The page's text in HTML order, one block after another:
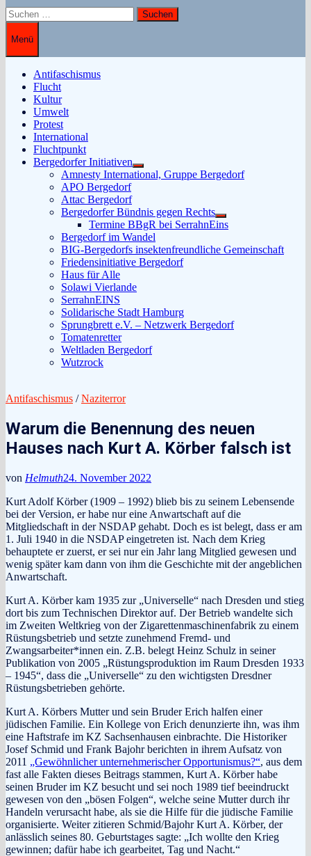
Suchen
nach:
Menü
Antifaschismus
Flucht
Kultur
Umwelt
Protest
International
Fluchtpunkt
Bergedorfer Initiativen
Untermenü
anzeigen
Amnesty International, Gruppe Bergedorf
APO Bergedorf
Attac Bergedorf
Bergedorfer Bündnis gegen Rechts
Untermenü
anzeigen
Termine BBgR bei SerrahnEins
Bergedorf im Wandel
BIG-Bergedorfs insektenfreundliche Gemeinschaft
Friedensinitiative Bergedorf
Haus für Alle
Solawi Vierlande
SerrahnEINS
Solidarische Stadt Hamburg
Sprungbrett e.V. – Netzwerk Bergedorf
Tomatenretter
Weltladen Bergedorf
Wutzrock
Antifaschismus /Naziterror
Warum die Benennung des neuen
Hauses nach Kurt A. Körber falsch ist
von Helmuth24. November 2022
Kurt Adolf Körber (1909 – 1992) blieb bis zu seinem Lebensende
bei der Version, er habe nur eine Anwartschaft auf die
Mitgliedschaft in der NSDAP gehabt. Doch es ist belegt, dass er am
1. Juli 1940 in die NSDAP eingetreten ist. Nach dem Krieg
behauptete er zuerst, er sei nur ein Jahr lang Mitglied gewesen und
wenig später kam dann von ihm die Geschichte mit der angeblichen
Anwartschaft.
Kurt A. Körber kam 1935 zur „Universelle“ nach Dresden und stieg
dort bis zum Technischen Direktor auf. Der Betrieb wandelte sich
im Zweiten Weltkrieg von der Zigarettenmaschinenfabrik zu einem
Rüstungsbetrieb und setzte zunehmend Fremd- und
Zwangsarbeiter*innen ein. Z.B. belegt Heinz Schulz in seiner
Publikation von 2005 „Rüstungsproduktion im Raum Dresden 1933
– 1945“, dass die „Universelle“ zu den wichtigsten Dresdner
Rüstungsbetrieben gehörte.
Kurt A. Körbers Mutter und sein Bruder Erich halfen einer
jüdischen Familie. Ein Kollege von Erich denunzierte ihn, was ihm
eine Haftstrafe im KZ Sachsenhausen einbrachte. Die Historiker
Josef Schmid und Frank Bajohr berichten in ihrem Aufsatz von
2011 „Gewöhnlicher unternehmerischer Opportunismus?“, aus dem
fast alle Fakten dieses Beitrags stammen, Kurt A. Körber habe
seinen Bruder im KZ besucht und sei noch 1989 tief beeindruckt
gewesen von den „bösen Folgen“, welche seine Mutter durch ihr
Handeln verursacht habe, als sie die Hilfe für die jüdische Familie
organisierte. Weiter zitieren Schmid/Bajohr Kurt A. Körber, der
anlässlich seines 80. Geburtstages sagte: „Ich wollte den Krieg
gewinnen; dafür habe ich gearbeitet, Tag und Nacht.“